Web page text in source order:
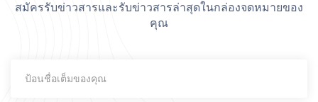
สมัครรับข่าวสารและรับข่าวสารล่าสุดในกล่องจดหมายของ
คุณ